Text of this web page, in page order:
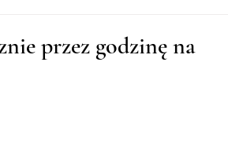
przez godzinę na